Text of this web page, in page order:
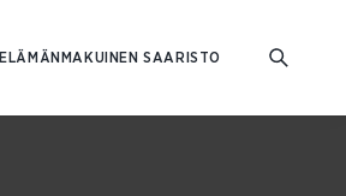
ELÄMÄNMAKUINEN SAARISTO